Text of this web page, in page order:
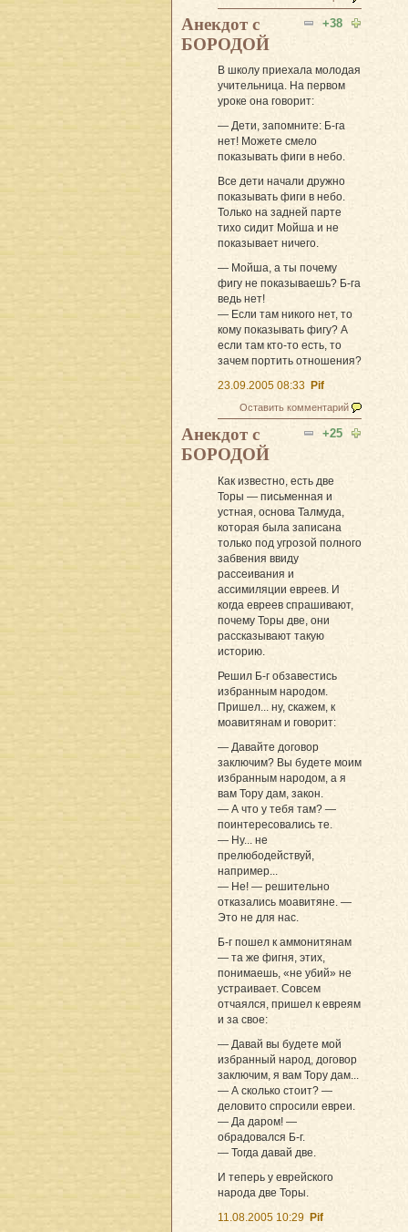
+38
Анекдот с
БОРОДОЙ
В школу приехала молодая
учительница. На первом
уроке она говорит:
— Дети, запомните: Б-га
нет! Можете смело
показывать фиги в небо.
Все дети начали дружно
показывать фиги в небо.
Только на задней парте
тихо сидит Мойша и не
показывает ничего.
— Мойша, а ты почему
фигу не показываешь? Б-га
ведь нет!
— Если там никого нет, то
кому показывать фигу? А
если там кто-то есть, то
зачем портить отношения?
23.09.2005 08:33
Pif
Оставить комментарий
+25
Анекдот с
БОРОДОЙ
Как известно, есть две
Торы — письменная и
устная, основа Талмуда,
которая была записана
только под угрозой полного
забвения ввиду
рассеивания и
ассимиляции евреев. И
когда евреев спрашивают,
почему Торы две, они
рассказывают такую
историю.
Решил Б-г обзавестись
избранным народом.
Пришел... ну, скажем, к
моавитянам и говорит:
— Давайте договор
заключим? Вы будете моим
избранным народом, а я
вам Тору дам, закон.
— А что у тебя там? —
поинтересовались те.
— Hу... не
прелюбодействуй,
например...
— Hе! — решительно
отказались моавитяне. —
Это не для нас.
Б-г пошел к аммонитянам
— та же фигня, этих,
понимаешь, «не убий» не
устраивает. Совсем
отчаялся, пришел к евреям
и за свое:
— Давай вы будете мой
избранный народ, договор
заключим, я вам Тору дам...
— А сколько стоит? —
деловито спросили евреи.
— Да даром! —
обрадовался Б-г.
— Тогда давай две.
И теперь у еврейского
народа две Торы.
11.08.2005 10:29 Pif